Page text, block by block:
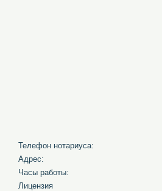
Телефон нотариуса:
Адрес:
Часы работы:
Лицензия